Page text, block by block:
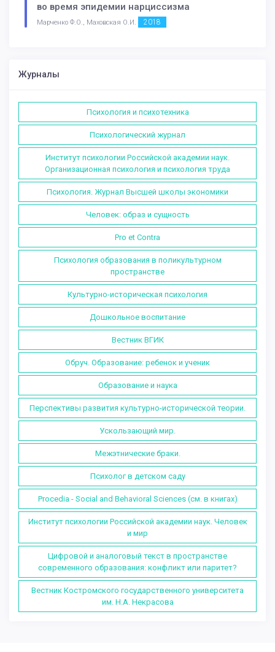
во время эпидемии нарциссизма
Марченко Ф.О., Маховская О.И. 2018
Журналы
Психология и психотехника
Психологический журнал
Институт психологии Российской академии наук.
Организационная психология и психология труда
Психология. Журнал Высшей школы экономики
Человек: образ и сущность
Pro et Contra
Психология образования в поликультурном
пространстве
Культурно-историческая психология
Дошкольное воспитание
Вестник ВГИК
Обруч. Образование: ребенок и ученик
Образование и наука
Перспективы развития культурно-исторической теории.
Ускользающий мир.
Межэтнические браки.
Психолог в детском саду
Procedia - Social and Behavioral Sciences (см. в книгах)
Институт психологии Российской академии наук. Человек
и мир
Цифровой и аналоговый текст в пространстве
современного образования: конфликт или паритет?
Вестник Костромского государственного университета
им. Н.А. Некрасова